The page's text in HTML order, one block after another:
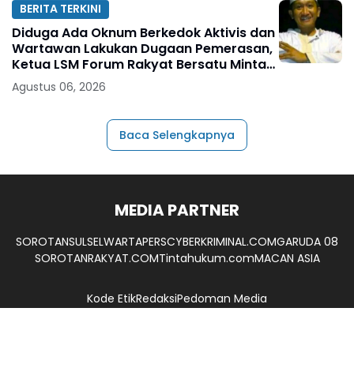
BERITA TERKINI
Diduga Ada Oknum Berkedok Aktivis dan
Wartawan Lakukan Dugaan Pemerasan,
Ketua LSM Forum Rakyat Bersatu Minta
Aparat Bertindak
Agustus 06, 2026
Baca Selengkapnya
MEDIA PARTNER
SOROTANSULSELWARTAPERSCYBERKRIMINAL.COMGARUDA 08
SOROTANRAKYAT.COMTintahukum.comMACAN ASIA
Kode EtikRedaksiPedoman Media